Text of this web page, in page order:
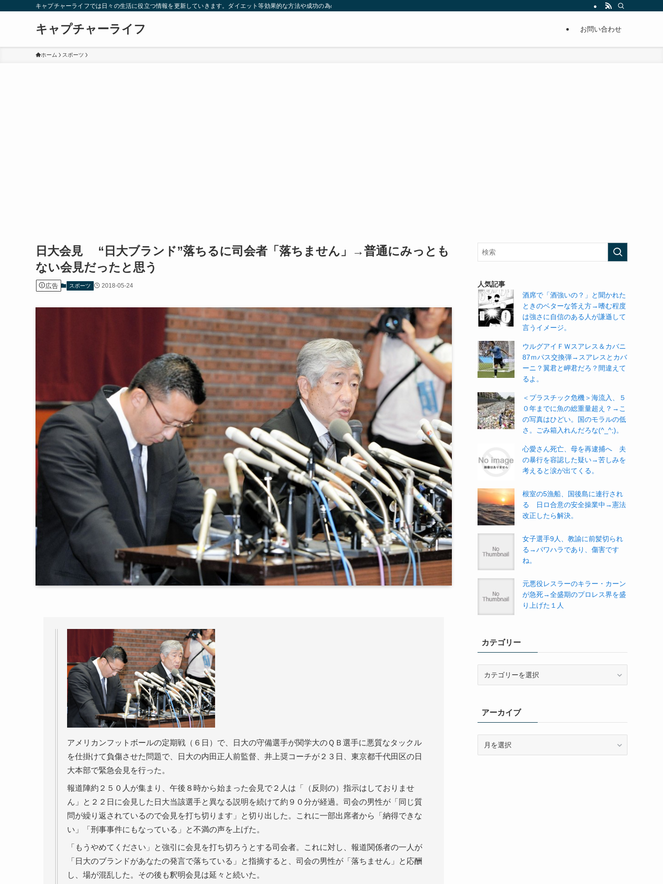
キャプチャーライフでは日々の生活に役立つ情報を更新していきます。ダイエット等効果的な方法や成功の為の秘訣等。太ったり悩んでいる方々が簡単に痩せることが出来るように分かりやすくまとめています。
キャプチャーライフ お問い合わせ
ホーム スポーツ
日大会見 “日大ブランド”落ちるに司会者「落ちません」→普通にみっとも
ない会見だったと思う
広告 スポーツ 2018-05-24
アメリカンフットボールの定期戦（６日）で、日大の守備選手が関学大のＱＢ選手に悪質なタックル
を仕掛けて負傷させた問題で、日大の内田正人前監督、井上奨コーチが２３日、東京都千代田区の日
大本部で緊急会見を行った。
報道陣約２５０人が集まり、午後８時から始まった会見で２人は「（反則の）指示はしておりませ
ん」と２２日に会見した日大当該選手と異なる説明を続けて約９０分が経過。司会の男性が「同じ質
問が繰り返されているので会見を打ち切ります」と切り出した。これに一部出席者から「納得できな
い」「刑事事件にもなっている」と不満の声を上げた。
「もうやめてください」と強引に会見を打ち切ろうとする司会者。これに対し、報道関係者の一人が
「日大のブランドがあなたの発言で落ちている」と指摘すると、司会の男性が「落ちません」と応酬
し、場が混乱した。その後も釈明会見は延々と続いた。
人気記事
酒席で「酒強いの？」と聞かれた
ときのベターな答え方→嗜む程度
は強さに自信のある人が謙遜して
言うイメージ。
ウルグアイＦＷスアレス＆カバニ
87ｍパス交換弾→スアレスとカバ
ーニ？翼君と岬君だろ？間違えて
るよ。
＜プラスチック危機＞海流入、５
０年までに魚の総重量超え？→こ
の写真はひどい。国のモラルの低
さ。ごみ箱入れんだろな(^_^;)。
心愛さん死亡、母を再逮捕へ 夫
の暴行を容認した疑い→苦しみを
考えると涙が出てくる。
根室の5漁船、国後島に連行され
る 日ロ合意の安全操業中→憲法
改正したら解決。
女子選手9人、教諭に前髪切られ
る→パワハラであり、傷害です
ね。
元悪役レスラーのキラー・カーン
が急死→全盛期のプロレス界を盛
り上げた１人
カテゴリー
ーアーカイブ